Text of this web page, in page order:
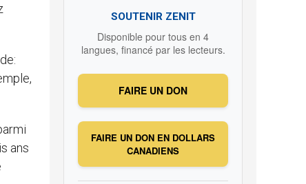
ans
SOUTENIR ZENIT
Disponible pour tous en 4
langues, financé par les lecteurs.
FAIRE UN DON
FAIRE UN DON EN DOLLARS
CANADIENS